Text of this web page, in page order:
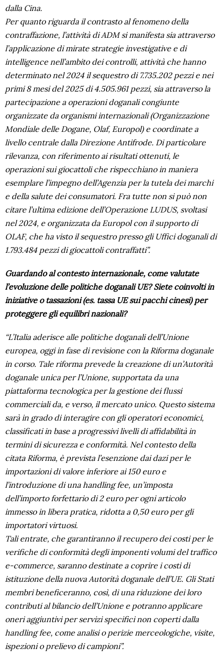
dalla Cina.
Per quanto riguarda il contrasto al fenomeno della
contraffazione, l’attività di ADM si manifesta sia attraverso
l’applicazione di mirate strategie investigative e di
intelligence nell’ambito dei controlli, attività che hanno
determinato nel 2024 il sequestro di 7.735.202 pezzi e nei
primi 8 mesi del 2025 di 4.505.961 pezzi, sia attraverso la
partecipazione a operazioni doganali congiunte
organizzate da organismi internazionali (Organizzazione
Mondiale delle Dogane, Olaf, Europol) e coordinate a
livello centrale dalla Direzione Antifrode. Di particolare
rilevanza, con riferimento ai risultati ottenuti, le
operazioni sui giocattoli che rispecchiano in maniera
esemplare l’impegno dell’Agenzia per la tutela dei marchi
e della salute dei consumatori. Fra tutte non si può non
citare l’ultima edizione dell’Operazione LUDUS, svoltasi
nel 2024, e organizzata da Europol con il supporto di
OLAF, che ha visto il sequestro presso gli Uffici doganali di
1.793.484 pezzi di giocattoli contraffatti”.
Guardando al contesto internazionale, come valutate
l’evoluzione delle politiche doganali UE? Siete coinvolti in
iniziative o tassazioni (es. tassa UE sui pacchi cinesi) per
proteggere gli equilibri nazionali?
“L’Italia aderisce alle politiche doganali dell’Unione
europea, oggi in fase di revisione con la Riforma doganale
in corso. Tale riforma prevede la creazione di un’Autorità
doganale unica per l’Unione, supportata da una
piattaforma tecnologica per la gestione dei flussi
commerciali da, e verso, il mercato unico. Questo sistema
sarà in grado di interagire con gli operatori economici,
classificati in base a progressivi livelli di affidabilità in
termini di sicurezza e conformità. Nel contesto della
citata Riforma, è prevista l’esenzione dai dazi per le
importazioni di valore inferiore ai 150 euro e
l’introduzione di una handling fee, un’imposta
dell’importo forfettario di 2 euro per ogni articolo
immesso in libera pratica, ridotta a 0,50 euro per gli
importatori virtuosi.
Tali entrate, che garantiranno il recupero dei costi per le
verifiche di conformità degli imponenti volumi del traffico
e-commerce, saranno destinate a coprire i costi di
istituzione della nuova Autorità doganale dell’UE. Gli Stati
membri beneficeranno, così, di una riduzione dei loro
contributi al bilancio dell’Unione e potranno applicare
oneri aggiuntivi per servizi specifici non coperti dalla
handling fee, come analisi o perizie merceologiche, visite,
ispezioni o prelievo di campioni”.